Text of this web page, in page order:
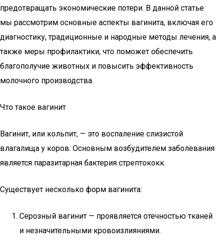
предотвращать экономические потери. В данной статье
мы рассмотрим основные аспекты вагинита, включая его
диагностику, традиционные и народные методы лечения, а
также меры профилактики, что поможет обеспечить
благополучие животных и повысить эффективность
молочного производства.
Что такое вагинит
Вагинит, или кольпит, — это воспаление слизистой
влагалища у коров. Основным возбудителем заболевания
является паразитарная бактерия стрептококк.
Существует несколько форм вагинита:
Серозный вагинит — проявляется отечностью тканей
и незначительными кровоизлияниями.